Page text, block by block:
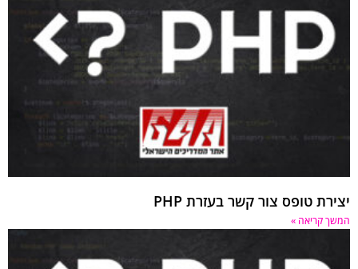
יצירת טופס צור קשר בעזרת PHP
המשך קריאה »